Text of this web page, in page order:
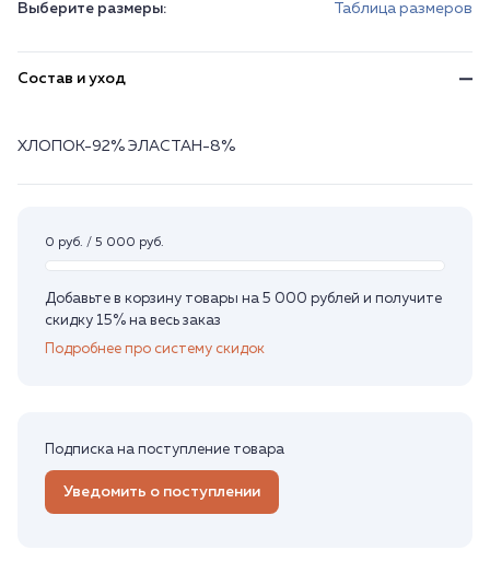
Выберите размеры: Таблица размеров
Состав и уход
ХЛОПОК-92% ЭЛАСТАН-8%
0 руб. / 5 000 руб.
Добавьте в корзину товары на 5 000 рублей и получите
скидку 15% на весь заказ
Подробнее про систему скидок
Подписка на поступление товара
Уведомить о поступлении